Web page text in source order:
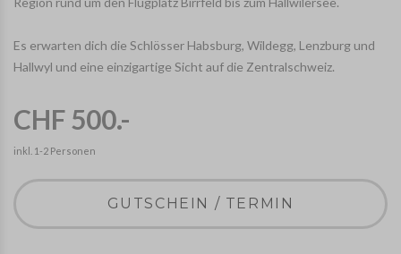
Es erwarten dich die Schlösser Habsburg, Wildegg, Lenzburg und
Hallwyl und eine einzigartige Sicht auf die Zentralschweiz.
CHF 500.-
inkl. 1-2 Personen
GUTSCHEIN / TERMIN